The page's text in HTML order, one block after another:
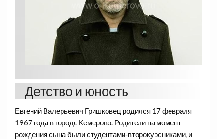
Детство и юность
Евгений Валерьевич Гришковец родился 17 февраля
1967 года в городе Кемерово. Родители на момент
рождения сына были студентами-второкурсниками, и